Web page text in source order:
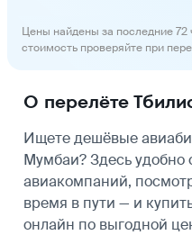
Цены найдены за последние 72
стоимость проверяйте при
О перелёте
Ищете дешёвые
Мумбаи? Здесь удобно
авиакомпаний,
время в пути — и
онлайн по выгодной